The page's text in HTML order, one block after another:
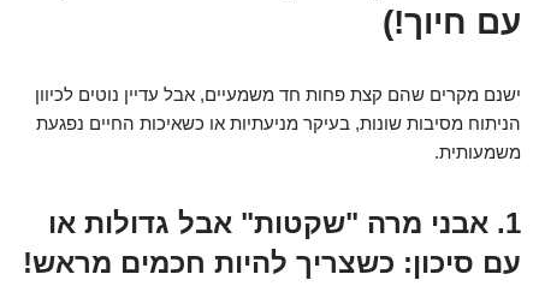
עם חיוך!)
ישנם מקרים שהם קצת פחות חד משמעיים, אבל עדיין נוטים לכיוון
הניתוח מסיבות שונות, בעיקר מניעתיות או כשאיכות החיים נפגעת
משמעותית.
1. אבני מרה "שקטות" אבל גדולות או
עם סיכון: כשצריך להיות חכמים מראש!